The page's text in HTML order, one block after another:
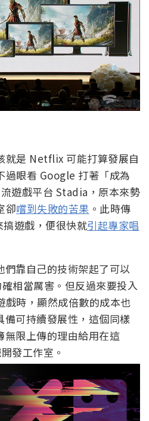
就是 Netflix 可能打算發展自
過眼看 Google 打著「成為
遊戲平台 Stadia，原本來勢
卻嚐到失敗的苦果 。此時傳
遊戲，便很快就引起專家唱
靠自己的技術架起了可以
相當厲害。但反過來要投入
戲時，顯然成倍數的成本也
可持續發展性，這個同樣
限上傳的理由給用在這
發工作室。